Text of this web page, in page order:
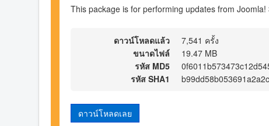
This package is for performing updates from
ดาวน์โหลดแล้ว
7,541 ครั้ง
ขนาดไฟล์
19.47 MB
รหัส MD5
รหัส SHA1
ดาวน์โหลดเลย